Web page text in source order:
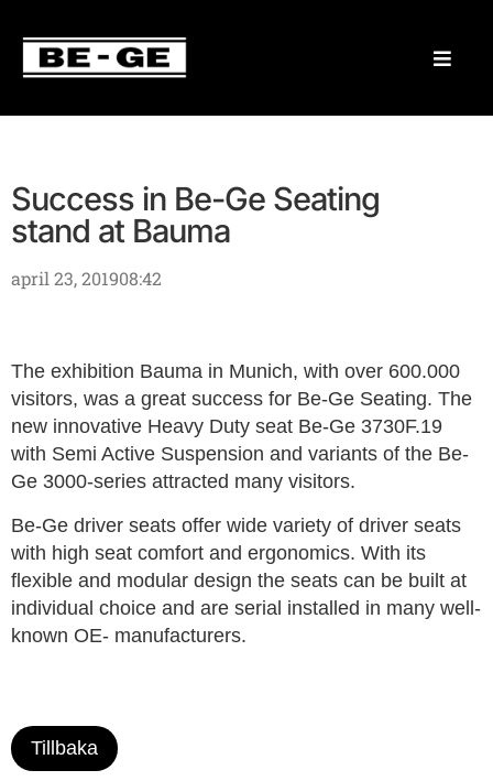
Success in Be-Ge Seating
stand at Bauma
april 23, 201908:42
The exhibition Bauma in Munich, with over 600.000
visitors, was a great success for Be-Ge Seating. The
new innovative Heavy Duty seat Be-Ge 3730F.19
with Semi Active Suspension and variants of the Be-
Ge 3000-series attracted many visitors.
Be-Ge driver seats offer wide variety of driver seats
with high seat comfort and ergonomics. With its
flexible and modular design the seats can be built at
individual choice and are serial installed in many well-
known OE- manufacturers.
Tillbaka